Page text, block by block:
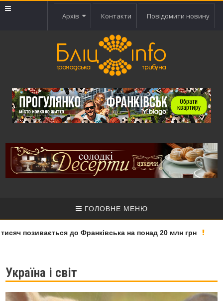
Архів Контакти Повідомити новину
ГОЛОВНЕ МЕНЮ
позивається до Франківська на понад 20 млн грн
Україна і світ